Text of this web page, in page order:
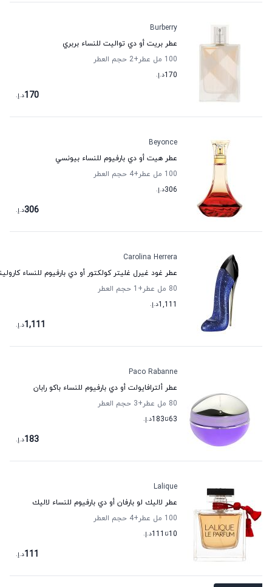
Burberry
عطر بريت أو دي تواليت للنساء بربري
100 مل عطر
+2
حجم العطر
170د.إ.
170د.إ.
Beyonce
عطر هيت أو دي بارفيوم للنساء بيونسي
100 مل عطر
+4
حجم العطر
306د.إ.
306د.إ.
Carolina Herrera
عطر غود غيرل غليتر كولكتور أو دي بارفيوم للنساء
80 مل عطر
+1
حجم العطر
1,111د.إ.
1,111د.إ.
Paco Rabanne
عطر ألترافايولت أو دي بارفيوم للنساء باكو رابان
80 مل عطر
+3
حجم العطر
63تا183د.إ.
183د.إ.
Lalique
عطر لاليك لو بارفان أو دي بارفيوم للنساء لاليك
100 مل عطر
+4
حجم العطر
10تا 111د.إ.
111د.إ.